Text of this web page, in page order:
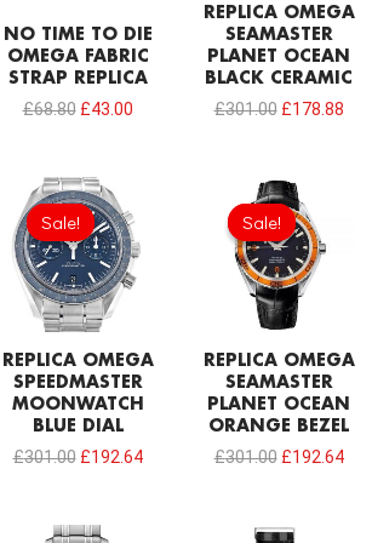
NO TIME TO DIE
OMEGA FABRIC
STRAP REPLICA
£68.80 £43.00
REPLICA OMEGA
SEAMASTER
PLANET OCEAN
BLACK CERAMIC
£301.00 £178.88
Sale!
Sale!
REPLICA OMEGA
SPEEDMASTER
MOONWATCH
BLUE DIAL
£301.00
Original
price
was:
£301.00.
£192.64
Sale!
Sale!
REPLICA OMEGA
SEAMASTER
PLANET OCEAN
ORANGE BEZEL
£301.00
Original
price
was:
£301.00.
£192.64
Original
Original